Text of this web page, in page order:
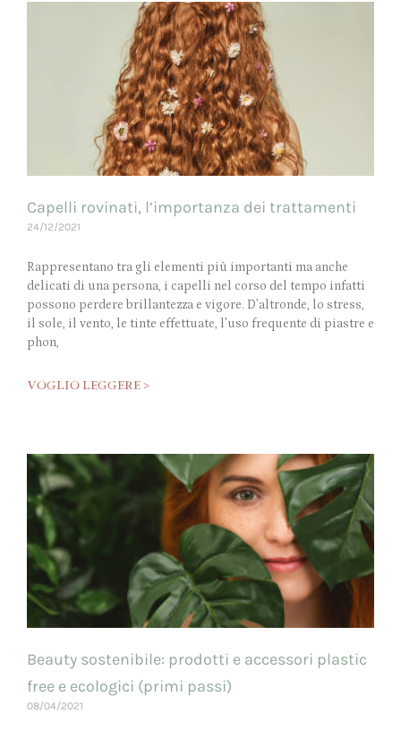
Capelli rovinati, l’importanza dei trattamenti
24/12/2021
Rappresentano tra gli elementi più importanti ma anche
delicati di una persona, i capelli nel corso del tempo infatti
possono perdere brillantezza e vigore. D’altronde, lo stress,
il sole, il vento, le tinte effettuate, l’uso frequente di piastre e
phon,
VOGLIO LEGGERE >
Beauty sostenibile: prodotti e accessori plastic
free e ecologici (primi passi)
08/04/2021